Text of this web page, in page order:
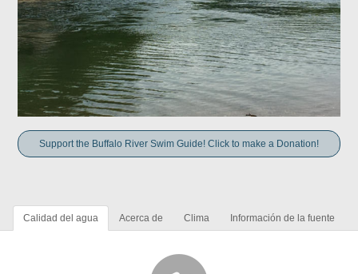
Support the Buffalo River Swim Guide! Click to make a Donation!
Calidad del agua Acerca de Clima Información de la fuente